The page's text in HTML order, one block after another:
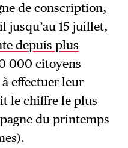
de conscription,
jusqu’au 15 juillet,
depuis plus
000 citoyens
effectuer leur
le chiffre le plus
du printemps